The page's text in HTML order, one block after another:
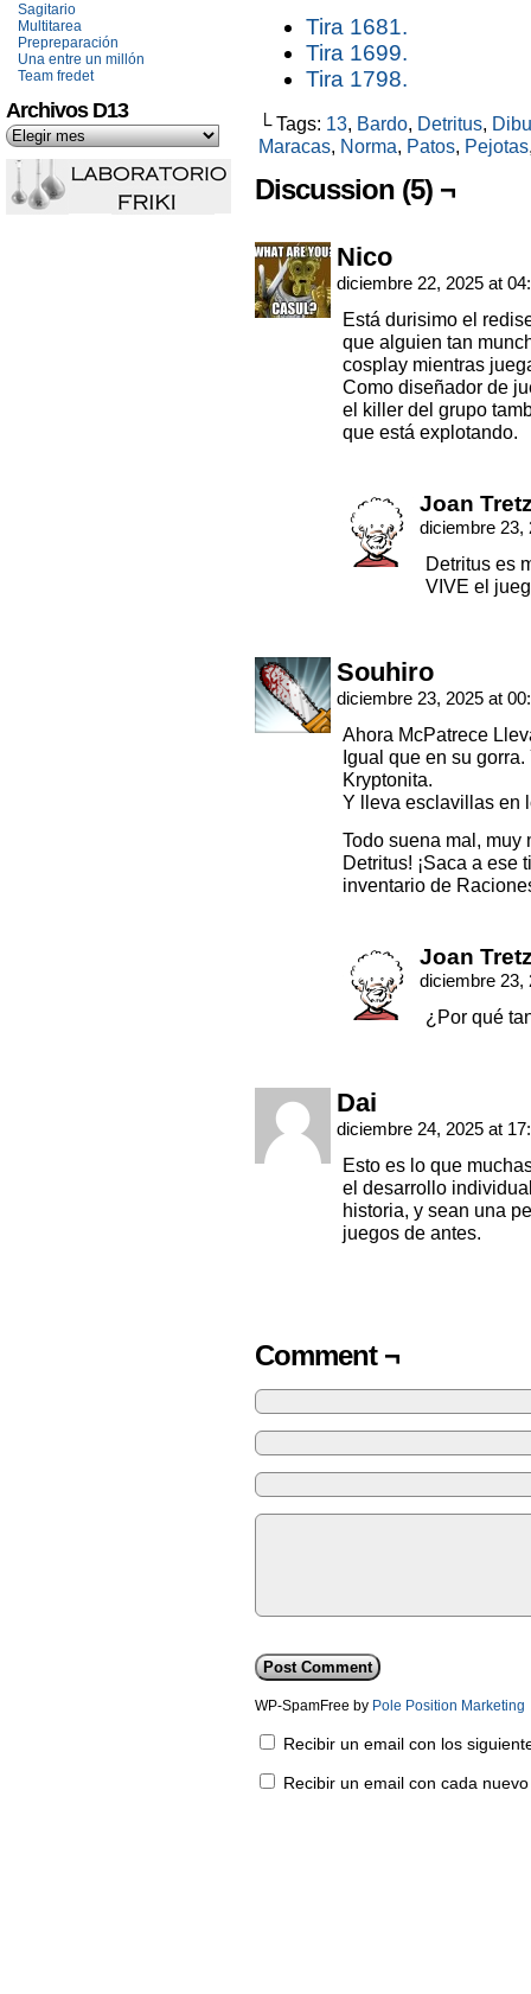
Sagitario
Multitarea
Prepreparación
Una entre un millón
Team fredet
Archivos D13
Tira 1681.
Tira 1699.
Tira 1798.
└ Tags: 13, Bardo, Detritus,
Maracas, Norma, Patos, Pejotas
Discussion (5) ¬
Nico
diciembre 22, 2025 at
Está durisimo el
que alguien tan
cosplay mientras
Como diseñador de
el killer del grupo
que está explotando.
Joan
diciembre 23,
Detritus es
VIVE el
Souhiro
diciembre 23, 2025 at
Ahora McPatrece
Igual que en su
Kryptonita.
Y lleva esclavillas en
Todo suena mal, muy
Detritus! ¡Saca a ese
inventario de
Joan
diciembre 23,
¿Por qué
Dai
diciembre 24, 2025 at
Esto es lo que
el desarrollo
historia, y sean una
juegos de antes.
Comment ¬
WP-SpamFree by Pole Position Marketing
Recibir un email con los
Recibir un email con cada